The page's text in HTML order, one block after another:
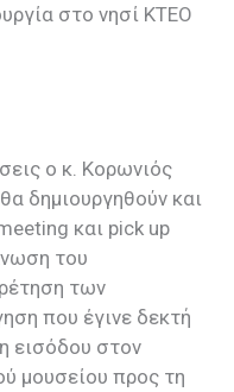
στο νησί ΚΤΕΟ
ο κ. Κορωνιός
δημιουργηθούν και
και pick up
του
των
που έγινε δεκτή
εισόδου στον
μουσείου προς τη